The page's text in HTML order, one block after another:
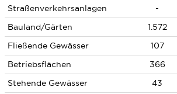
Straßenverkehrsanlagen -
Bauland/Gärten
1.572
Fließende Gewässer
107
Betriebsflächen
366
Stehende Gewässer
43